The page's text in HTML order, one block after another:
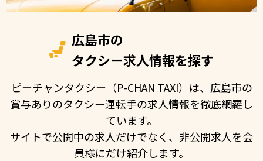
広島市の
タクシー求人情報を探す
ピーチャンタクシー（P-CHAN TAXI）は、広島市の
賞与ありのタクシー運転手の求人情報を徹底網羅し
ています。
サイトで公開中の求人だけでなく、非公開求人を会
員様にだけ紹介します。